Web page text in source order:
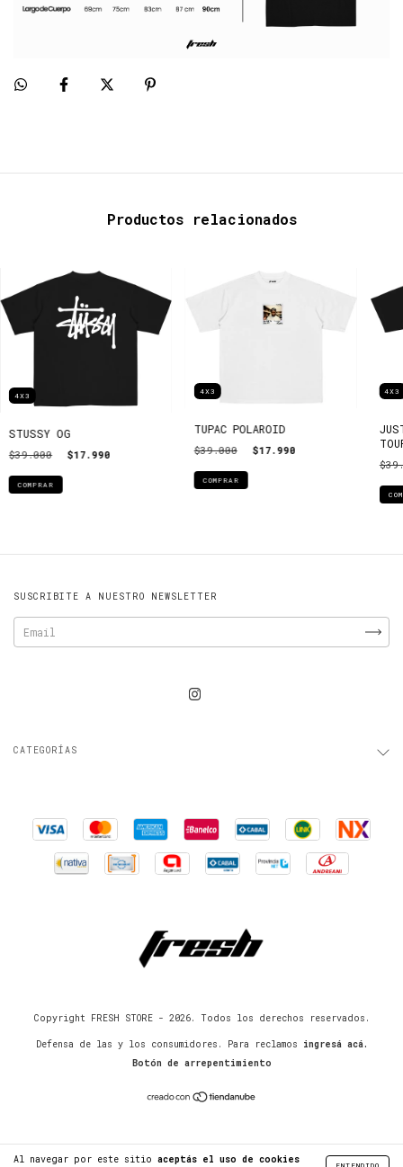
Al navegar por este sitio aceptás el uso de cookies
ENTENDIDO
Productos relacionados
4X3
STUSSY OG
$39.000 $17.990
COMPRAR
4X3
TUPAC POLAROID
$39.000 $17.990
COMPRAR
4X3
SUSCRIBITE A NUESTRO NEWSLETTER
CATEGORÍAS
Copyright FRESH STORE - 2026. Todos los derechos reservados.
Defensa de las y los consumidores. Para reclamos
ingresá acá.
Botón de arrepentimiento